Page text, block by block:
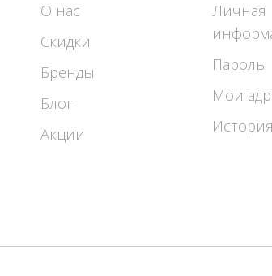
Celentano
Colors of PAPAYA
Danaida
DilanaVIP
О нас
Скидки
Бренды
Блог
Акции
Личная
Пароль
Мои